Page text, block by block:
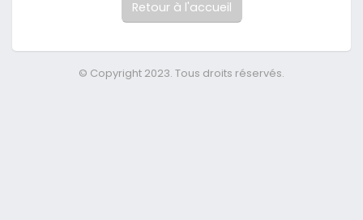
Retour à l'accueil
© Copyright 2023. Tous droits réservés.